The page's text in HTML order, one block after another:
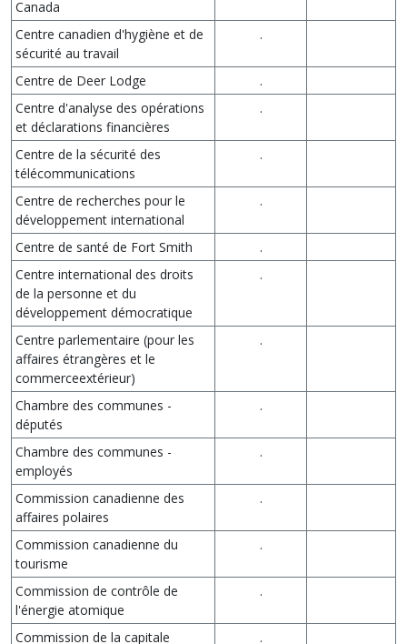
Canada
Centre canadien d'hygiène et de
sécurité au travail
.
Centre de Deer Lodge
.
Centre d'analyse des opérations
et déclarations financières
.
Centre de la sécurité des
télécommunications
.
Centre de recherches pour le
développement international
.
Centre de santé de Fort Smith
.
Centre international des droits
de la personne et du
développement démocratique
.
Centre parlementaire (pour les
affaires étrangères et le
commerceextérieur)
.
Chambre des communes -
députés
.
Chambre des communes -
employés
.
Commission canadienne des
affaires polaires
.
Commission canadienne du
tourisme
.
Commission de contrôle de
l'énergie atomique
.
Commission de la capitale .